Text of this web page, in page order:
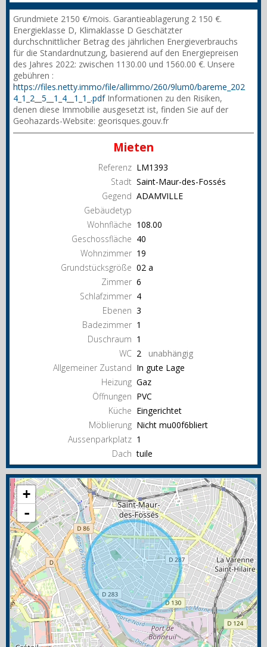
Grundmiete 2150 €/mois. Garantieablagerung 2 150 €.
Energieklasse D, Klimaklasse D Geschätzter
durchschnittlicher Betrag des jährlichen Energieverbrauchs
für die Standardnutzung, basierend auf den Energiepreisen
des Jahres 2022: zwischen 1130.00 und 1560.00 €. Unsere
gebühren :
https://files.netty.immo/file/allimmo/260/9lum0/bareme_202
4_1_2__5__1_4__1_1_.pdfInformationen zu den Risiken,
denen diese Immobilie ausgesetzt ist, finden Sie auf der
Geohazards-Website: georisques.gouv.fr
Mieten
Referenz LM1393
Stadt Saint-Maur-des-Fossés
Gegend ADAMVILLE
Gebäudetyp
Wohnfläche 108.00
Geschossfläche 40
Wohnzimmer 19
Grundstücksgröße 02 a
Zimmer 6
Schlafzimmer 4
Ebenen 3
Badezimmer 1
Duschraum 1
WC 2 unabhängig
Allgemeiner Zustand In gute Lage
Heizung Gaz
Öffnungen PVC
Küche Eingerichtet
Möblierung Nicht mu00f6bliert
Aussenparkplatz 1
Dach tuile
+
-